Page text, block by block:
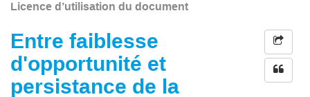
Licence d’utilisation du document
Entre faiblesse
d'opportunité et
persistance de la